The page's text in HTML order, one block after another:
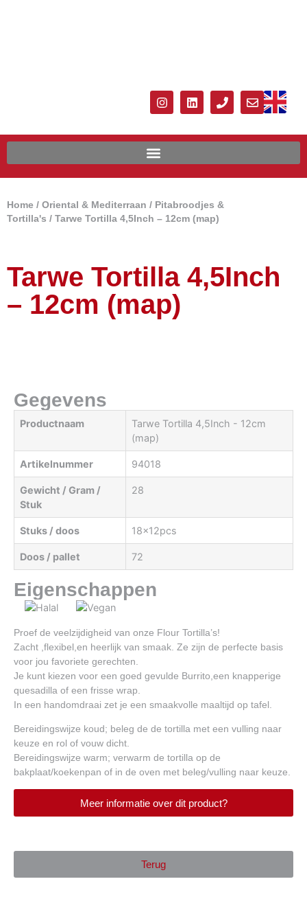
Home / Oriental & Mediterraan / Pitabroodjes &
Tortilla's / Tarwe Tortilla 4,5Inch – 12cm (map)
Tarwe Tortilla 4,5Inch
– 12cm (map)
Gegevens
Productnaam
Tarwe Tortilla 4,5Inch - 12cm
(map)
Artikelnummer 94018
Gewicht / Gram /
Stuk
28
Stuks / doos 18x12pcs
Doos / pallet 72
Eigenschappen
Proef de veelzijdigheid van onze Flour Tortilla’s!
Zacht ,flexibel,en heerlijk van smaak. Ze zijn de perfecte basis
voor jou favoriete gerechten.
Je kunt kiezen voor een goed gevulde Burrito,een knapperige
quesadilla of een frisse wrap.
In een handomdraai zet je een smaakvolle maaltijd op tafel.
Bereidingswijze koud; beleg de de tortilla met een vulling naar
keuze en rol of vouw dicht.
Bereidingswijze warm; verwarm de tortilla op de
bakplaat/koekenpan of in de oven met beleg/vulling naar keuze.
Meer informatie over dit product?
Terug